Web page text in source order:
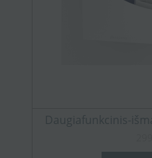
Daugiafunkcinis-